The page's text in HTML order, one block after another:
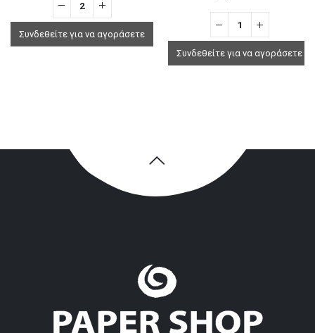
Συνδεθείτε για να αγοράσετε
Συνδεθείτε για να αγοράσετε